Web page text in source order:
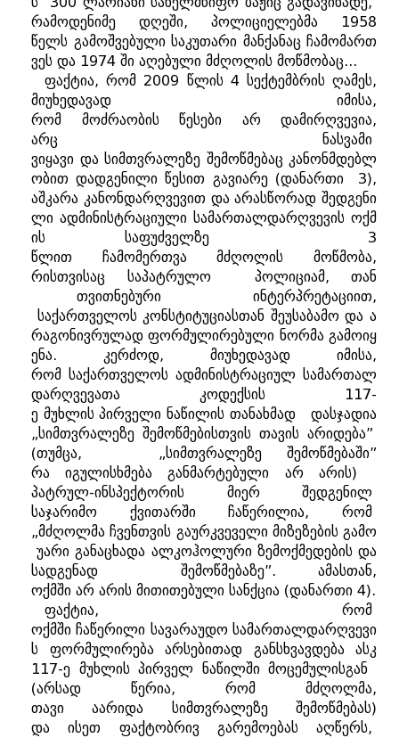
რამოდენიმე
დღეში, პოლიციელებმა 1958
წელს გამოშვებული საკუთარი მანქანაც ჩამომართ
ვეს და 1974 ში აღებული მძღოლის მოწმობაც...
ფაქტია,რომ 2009 წლის 4 სექტემბრის ღამეს,
მიუხედავად
იმისა,
რომ
მოძრაობის წესები არ დამირღვევია,
არც
ნასვამი
ვიყავი და სიმთვრალეზე შემოწმებაც კანონმდებლ
ობით დადგენილი წესით გავიარე(დანართი 3),
აშკარა კანონდარღვევით და არასწორად შედგენი
ლი ადმინისტრაციული სამართალდარღვევის ოქმ
ის
საფუძველზე
3
წლით
ჩამომერთვა მძღოლის მოწმობა,
რისთვისაც საპატრულო
პოლიციამ, თან
თვითნებური ინტერპრეტაციით,
საქართველოს კონსტიტუციასთან შეუსაბამო და ა
რაგონივრულად ფორმულირებული ნორმა გამოიყ
ენა. კერძოდ, მიუხედავად იმისა,
რომ საქართველოს ადმინისტრაციულ სამართალ
დარღვევათა
კოდექსის 117-
ე მუხლის პირველი ნაწილის თანახმად
დასჯადია
„სიმთვრალეზე შემოწმებისთვის თავის არიდება”
(თუმცა, „სიმთვრალეზე შემოწმებაში”
რა
იგულისხმება განმარტებული არ არის)
პატრულ-ინსპექტორის მიერ
შედგენილ
საჯარიმო
ქვითარში ჩაწერილია,რომ
„მძღოლმა ჩვენთვის გაურკვეველი მიზეზების გამო
უარი განაცხადა ალკოჰოლური ზემოქმედების და
სადგენად
შემოწმებაზე”.ამასთან,
ოქმში არ არის მითითებული სანქცია (დანართი 4).
ფაქტია, რომ
ოქმში ჩაწერილი სავარაუდო სამართალდარღვევი
ს
ფორმულირება არსებითად განსხვავდება
ასკ
117-ე მუხლის პირველ ნაწილში მოცემულისგან
(არსად წერია, რომ მძღოლმა,
თავი
აარიდა სიმთვრალეზე შემოწმებას)
და
ისეთ ფაქტობრივ გარემოებას აღწერს,